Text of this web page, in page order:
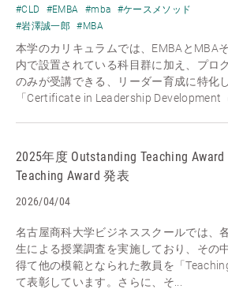
#CLD #EMBA #mba
#ケースメソッド
#岩澤誠一郎
#MBA
本学のカリキュラムでは、EMBAとMBA
内で設置されている科目群に加え、プロ
のみが受講できる、リーダー育成に特化
「Certificate in Leadership Development（
2025年度 Outstanding Teaching Award
Teaching Award 発表
2026/04/04
名古屋商科大学ビジネススクールでは、
生による授業調査を実施しており、その
得て他の模範となられた教員を「
て表彰しています。さらに、そ...